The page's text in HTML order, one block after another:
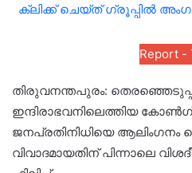
ക്ലിക്ക് ചെയ്ത് ഗ്രൂപ്പിൽ
Report -
തിരുവനന്തപുരം: തെരഞ്ഞെടുപ്പ്
ഇന്ദിരാഭവനിലെത്തിയ
ജനപ്രതിനിധിയെ ആലിംഗനം
വിവാദമായതിന് പിന്നാലെ